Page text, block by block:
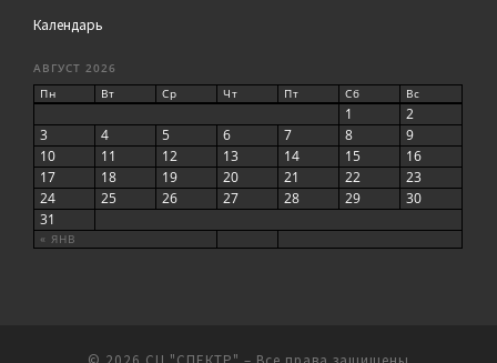
Календарь
АВГУСТ 2026
Пн
Вт Ср Чт Пт Сб Вс
« ЯНВ
1
2
3
4 5 6 7 8
9
10
11 12 13 14 15
16
17
18 19 20 21 22
23
24
25 26 27 28 29
30
31